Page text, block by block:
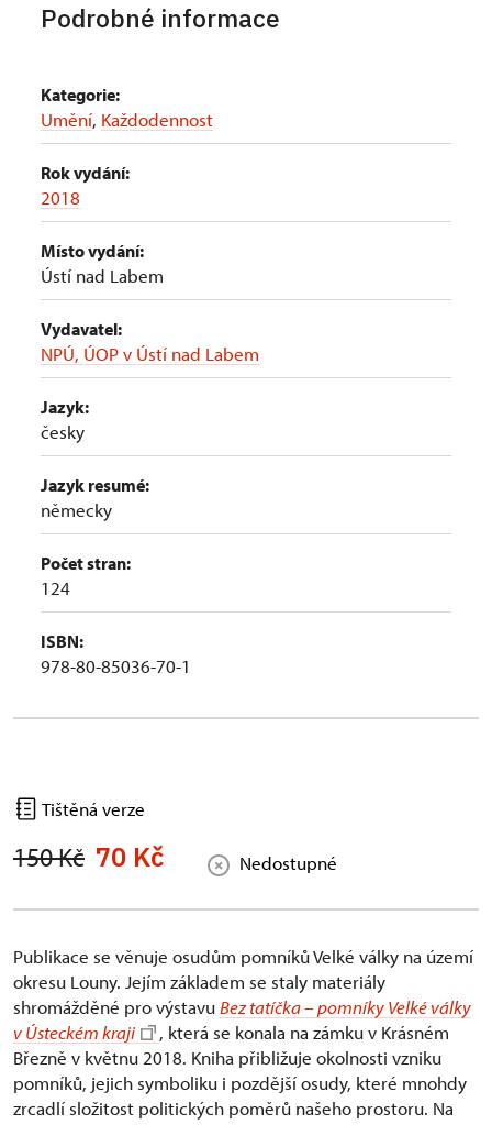
Podrobné informace
Kategorie:
Umění, Každodennost
Rok vydání:
2018
Místo vydání:
Ústí nad Labem
Vydavatel:
NPÚ, ÚOP v Ústí nad Labem
Jazyk:
česky
Jazyk resumé:
německy
Počet stran:
124
ISBN:
978-80-85036-70-1
Tištěná verze
150 Kč 70 Kč Nedostupné
Publikace se věnuje osudům pomníků Velké války na území
okresu Louny. Jejím základem se staly materiály
shromážděné pro výstavuBez tatíčka – pomníky Velké války
v Ústeckém kraji
, která se konala na zámku v Krásném
Březně v květnu 2018. Kniha přibližuje okolnosti vzniku
pomníků, jejich symboliku i pozdější osudy, které mnohdy
zrcadlí složitost politických poměrů našeho prostoru. Na